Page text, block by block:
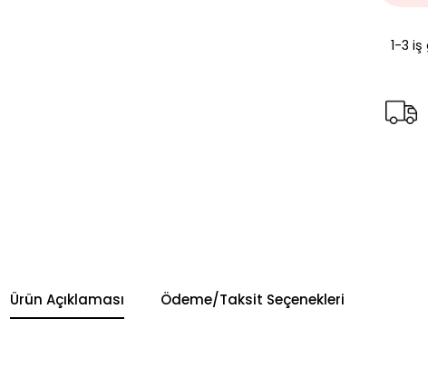
1-3
Ürün Açıklaması Ödeme/Taksit Seçenekleri